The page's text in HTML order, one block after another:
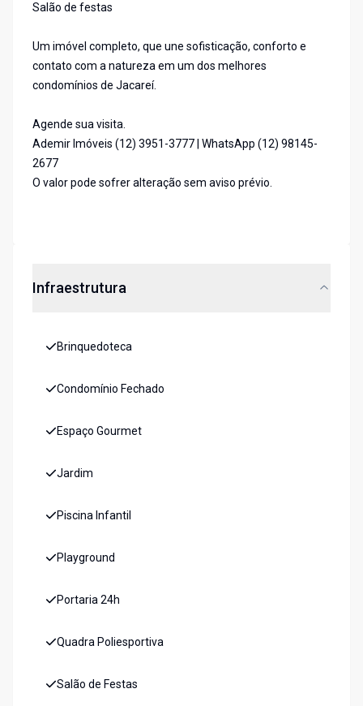
Salão de festas
Um imóvel completo, que une sofisticação, conforto e
contato com a natureza em um dos melhores
condomínios de Jacareí.
Agende sua visita.
Ademir Imóveis (12) 3951-3777 | WhatsApp (12) 98145-
2677
O valor pode sofrer alteração sem aviso prévio.
Infraestrutura
Brinquedoteca
Condomínio Fechado
Espaço Gourmet
Jardim
Piscina Infantil
Playground
Portaria 24h
Quadra Poliesportiva
Salão de Festas